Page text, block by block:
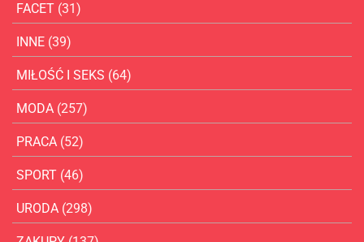
FACET (31)
INNE (39)
MIŁOŚĆ I SEKS (64)
MODA (257)
PRACA (52)
SPORT (46)
URODA (298)